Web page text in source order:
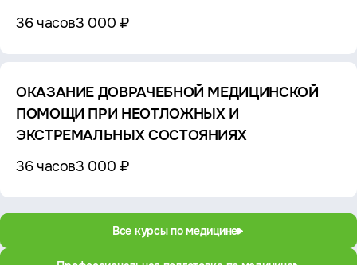
36 часов3 000 ₽
ОКАЗАНИЕ ДОВРАЧЕБНОЙ МЕДИЦИНСКОЙ
ПОМОЩИ ПРИ НЕОТЛОЖНЫХ И
ЭКСТРЕМАЛЬНЫХ СОСТОЯНИЯХ
36 часов3 000 ₽
Все курсы по медицине